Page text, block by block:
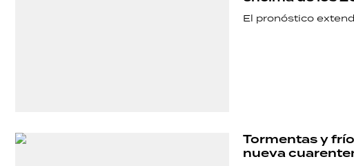
El pronóstico
Tormentas y
nueva
GRAN